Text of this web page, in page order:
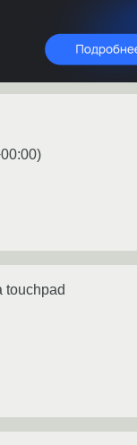
)
touchpad